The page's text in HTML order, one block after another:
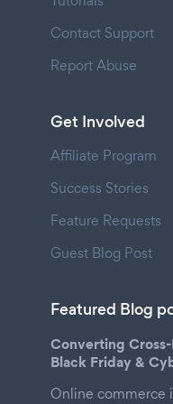
Contact Support
Report Abuse
Get Involved
Affiliate Program
Success Stories
Feature Requests
Guest Blog Post
Featured Blog
Converting
Black Friday &
Online commerce